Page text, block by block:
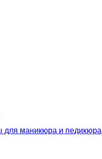
для маникюра и педикюра